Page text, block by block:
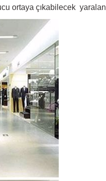
ortaya çıkabilecek